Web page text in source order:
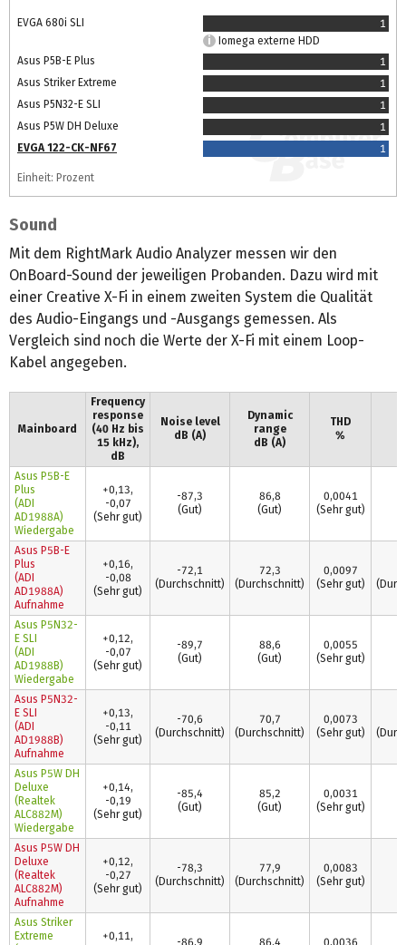
EVGA 680i SLI
1
Iomega externe HDD
Asus P5B-E Plus
1
Asus Striker Extreme
1
Asus P5N32-E SLI
1
Asus P5W DH Deluxe
1
EVGA 122-CK-NF67
1
Einheit: Prozent
Sound
Mit dem RightMark Audio Analyzer messen wir den
OnBoard-Sound der jeweiligen Probanden. Dazu wird mit
einer Creative X-Fi in einem zweiten System die Qualität
des Audio-Eingangs und -Ausgangs gemessen. Als
Vergleich sind noch die Werte der X-Fi mit einem Loop-
Kabel angegeben.
Mainboard
Frequency
response
(40 Hz bis
15 kHz),
dB
Noise level
dB (A)
Dynamic
range
dB (A)
THD
%
Asus P5B-E
Plus
(ADI
AD1988A)
Wiedergabe
+0,13,
-0,07
(Sehr gut)
-87,3
(Gut)
86,8
(Gut)
0,0041
(Sehr gut)
Asus P5B-E
Plus
(ADI
AD1988A)
Aufnahme
+0,16,
-0,08
(Sehr gut)
-72,1
(Durchschnitt)
72,3
(Durchschnitt)
0,0097
(Sehr gut)
Asus P5N32-
E SLI
(ADI
AD1988B)
Wiedergabe
+0,12,
-0,07
(Sehr gut)
-89,7
(Gut)
88,6
(Gut)
0,0055
(Sehr gut)
Asus P5N32-
E SLI
(ADI
AD1988B)
Aufnahme
+0,13,
-0,11
(Sehr gut)
-70,6
(Durchschnitt)
70,7
(Durchschnitt)
0,0073
(Sehr gut)
Asus P5W DH
Deluxe
(Realtek
ALC882M)
Wiedergabe
+0,14,
-0,19
(Sehr gut)
-85,4
(Gut)
85,2
(Gut)
0,0031
(Sehr gut)
Asus P5W DH
Deluxe
(Realtek
ALC882M)
Aufnahme
+0,12,
-0,27
(Sehr gut)
-78,3
(Durchschnitt)
77,9
(Durchschnitt)
0,0083
(Sehr gut)
Asus Striker
Extreme
+0,11,
-86,9 86,4 0,0036